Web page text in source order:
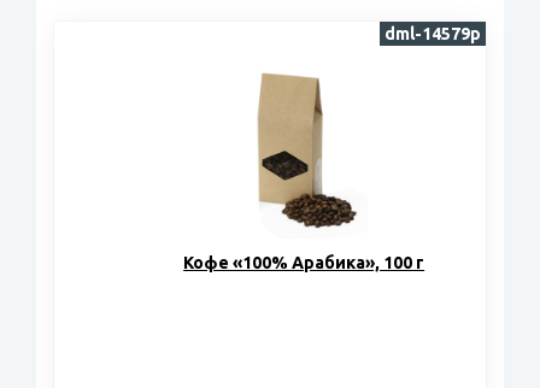
Кофе «100% Арабика», 100 г
dml-14579p